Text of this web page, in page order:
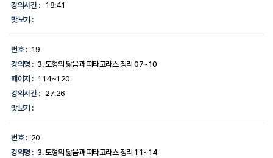
강의시간 :
18:41
맛보기 :
번호 : 19
강의명 : 3. 도형의 닮음과 피타고라스 정리 07~10
페이지 : 114~120
강의시간 :
27:26
맛보기 :
번호 : 20
강의명 : 3. 도형의 닮음과 피타고라스 정리 11~14